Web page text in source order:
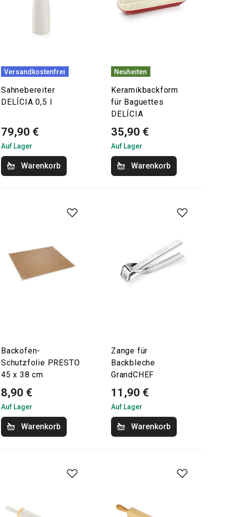
Versandkostenfrei
Sahnebereiter
DELÍCIA 0,5 l
79,90 €
Auf Lager
Warenkorb
Neuheiten
Keramikbackform
für Baguettes
DELÍCIA
35,90 €
Auf Lager
Warenkorb
Backofen-
Schutzfolie PRESTO
45 x 38 cm
8,90 €
Auf Lager
Warenkorb
Zange für
Backbleche
GrandCHEF
11,90 €
Auf Lager
Warenkorb